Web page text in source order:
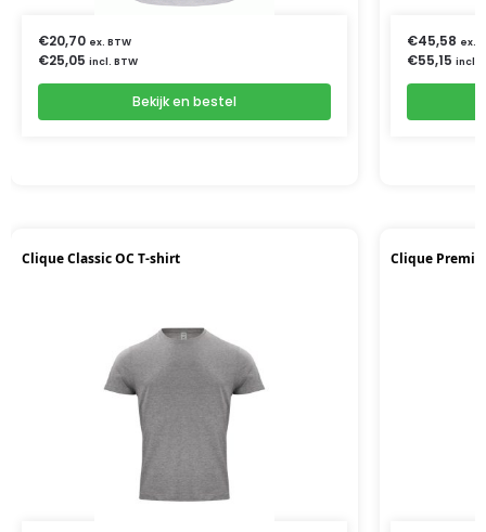
€20,70 ex. BTW
€25,05 incl. BTW
Bekijk en bestel
€45,58 ex.
€55,15 incl.
Clique Classic OC T-shirt Clique